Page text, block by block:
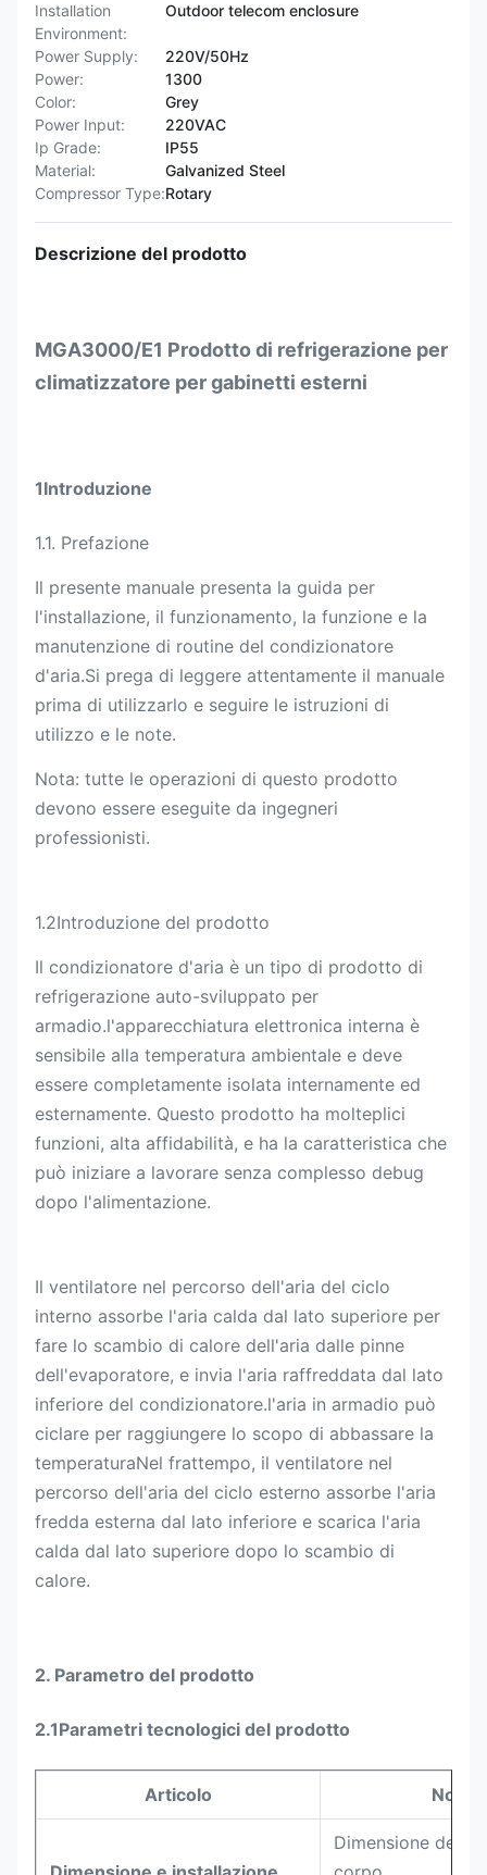
Installation
Environment:
Outdoor telecom enclosure
Power Supply:
220V/50Hz
Power:
1300
Color:
Grey
Power Input:
220VAC
Ip Grade:
IP55
Material:
Galvanized Steel
Compressor Type:Rotary
Descrizione del prodotto
MGA3000/E1 Prodotto di refrigerazione per
climatizzatore per gabinetti esterni
1Introduzione
1.1. Prefazione
Il presente manuale presenta la guida per
l'installazione, il funzionamento, la funzione e la
manutenzione di routine del condizionatore
d'aria.Si prega di leggere attentamente il manuale
prima di utilizzarlo e seguire le istruzioni di
utilizzo e le note.
Nota: tutte le operazioni di questo prodotto
devono essere eseguite da ingegneri
professionisti.
1.2Introduzione del prodotto
Il condizionatore d'aria è un tipo di prodotto di
refrigerazione auto-sviluppato per
armadio.l'apparecchiatura elettronica interna è
sensibile alla temperatura ambientale e deve
essere completamente isolata internamente ed
esternamente. Questo prodotto ha molteplici
funzioni, alta affidabilità, e ha la caratteristica che
può iniziare a lavorare senza complesso debug
dopo l'alimentazione.
Il ventilatore nel percorso dell'aria del ciclo
interno assorbe l'aria calda dal lato superiore per
fare lo scambio di calore dell'aria dalle pinne
dell'evaporatore, e invia l'aria raffreddata dal lato
inferiore del condizionatore.l'aria in armadio può
ciclare per raggiungere lo scopo di abbassare la
temperaturaNel frattempo, il ventilatore nel
percorso dell'aria del ciclo esterno assorbe l'aria
fredda esterna dal lato inferiore e scarica l'aria
calda dal lato superiore dopo lo scambio di
calore.
2. Parametro del prodotto
2.1Parametri tecnologici del prodotto
Articolo Nome
Dimensione del